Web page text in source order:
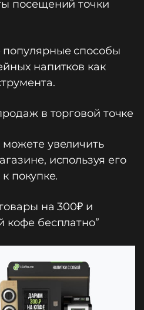
посещений точки
способы
напитков как
в торговой точке
увеличить
используя его
покупке.
на 300₽ и
кофе бесплатно”